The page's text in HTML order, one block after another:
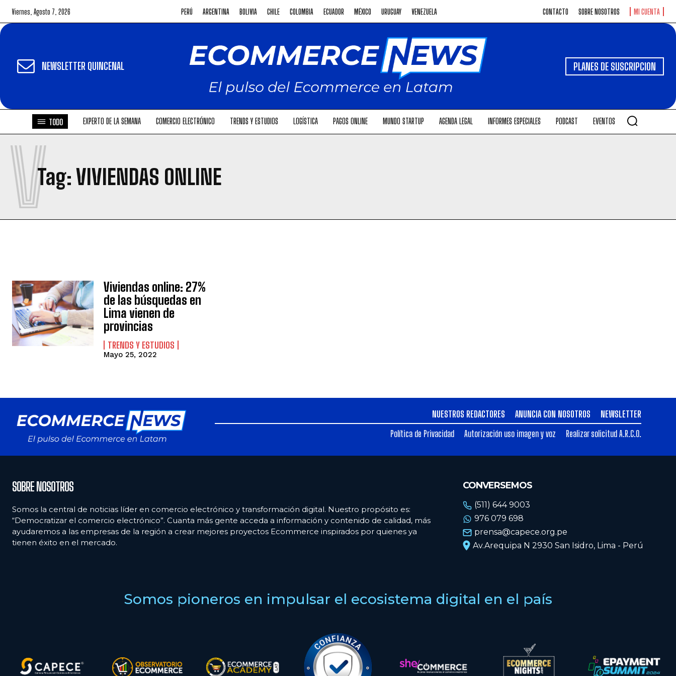
Viernes, Agosto 7, 2026 PERÚ ARGENTINA BOLIVIA CHILE COLOMBIA ECUADOR MÉXICO URUGUAY VENEZUELA CONTACTO SOBRE NOSOTROS MI CUENTA
NEWSLETTER QUINCENAL PLANES DE SUSCRIPCION
TODO EXPERTO DE LA SEMANA COMERCIO ELECTRÓNICO TRENDS Y ESTUDIOS LOGÍSTICA PAGOS ONLINE MUNDO STARTUP AGENDA LEGAL INFORMES ESPECIALES PODCAST EVENTOS
Tag: VIVIENDAS ONLINE
V
Viviendas online: 27%
de las búsquedas en
Lima vienen de
provincias
TRENDS Y ESTUDIOS
Mayo 25, 2022
NUESTROS REDACTORES ANUNCIA CON NOSOTROS
NEWSLETTER
Política de Privacidad
Autorización uso imagen y voz Realizar solicitud A.R.C.O.
SOBRE NOSOTROS
Somos la central de noticias líder en comercio electrónico y transformación digital. Nuestro propósito es:
“Democratizar el comercio electrónico”. Cuanta más gente acceda a información y contenido de calidad, más
ayudaremos a las empresas de la región a crear mejores proyectos Ecommerce inspirados por quienes ya
tienen éxito en el mercado.
CONVERSEMOS
(511) 644 9003
976 079 698
prensa@capece.org.pe
Av.Arequipa N 2930 San Isidro, Lima - Perú
Somos pioneros en impulsar el ecosistema digital en el país